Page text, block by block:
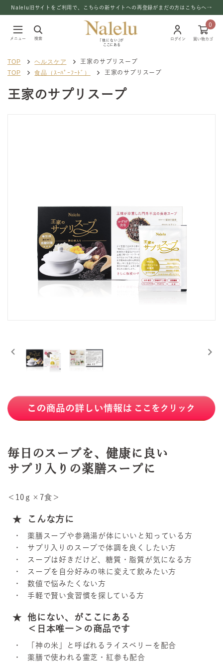
Nalelu旧サイトをご利用で、こちらの新サイトへの再登録がまだの方はこちらへ→
メニュー 検索
「他にない」が
ここにある
ログイン
0
買い物カゴ
TOP ヘルスケア 王家のサプリスープ
TOP 食品（ｽｰﾊﾟｰﾌｰﾄﾞ） 王家のサプリスープ
王家のサプリスープ
毎日のスープを、健康に良い
サプリ入りの薬膳スープに
＜10ｇ×7食＞
こんな方に
薬膳スープや参鶏湯が体にいいと知っている方
サプリ入りのスープで体調を良くしたい方
スープは好きだけど、糖質・脂質が気になる方
スープを自分好みの味に変えて飲みたい方
数値で悩みたくない方
手軽で賢い食習慣を探している方
他にない、がここにある
＜日本唯一＞の商品です
「神の米」と呼ばれるライスベリーを配合
薬膳で使われる霊芝・紅参も配合